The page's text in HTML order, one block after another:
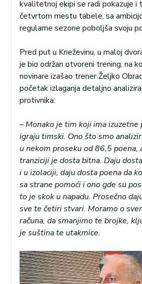
kvalitetnoj ekipi se radi pokazuje i
četvrtom mestu tabele, sa
regularne sezone poboljša svoju
Pred put u Kneževinu, u maloj
je bio održan otvoreni trening, na
novinare izašao trener Željko
početak izlaganja detaljno
protivnika:
– Monako je tim koji ima izuzetne
igraju timski. Ono što smo
u nekom proseku od 86,5 poena,
tranziciji je dosta bitna. Daju
i u izolaciji, daju dosta poena da
sa strane pomoći i ono gde su
to je skok u napadu. Prosečno
sve te četiri stvari. Moramo o
računa, da smanjimo te brojke,
je suština te utakmice.
Pregledač
video
zapisa